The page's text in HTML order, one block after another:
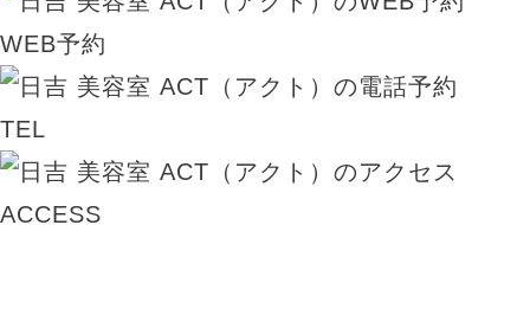
WEB予約
TEL
ACCESS